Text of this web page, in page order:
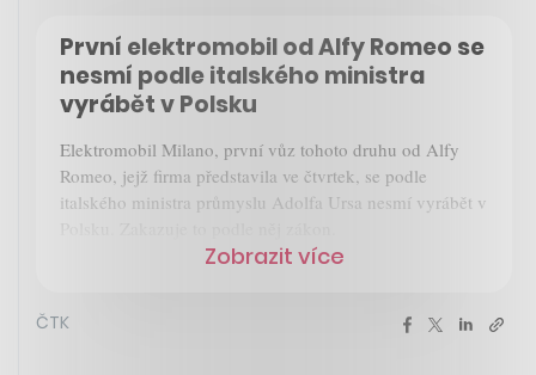
První elektromobil od Alfy Romeo se
nesmí podle italského ministra
vyrábět v Polsku
Elektromobil Milano, první vůz tohoto druhu od Alfy
Romeo, jejž firma představila ve čtvrtek, se podle
italského ministra průmyslu Adolfa Ursa nesmí vyrábět v
Zobrazit více
ČTK